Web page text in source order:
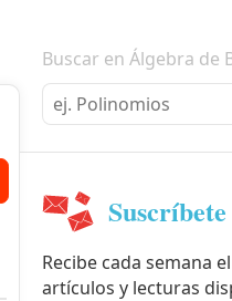
Boletín informativo
Buscar en Álgebra de
Suscríbete
Recibe cada semana
artículos y lecturas